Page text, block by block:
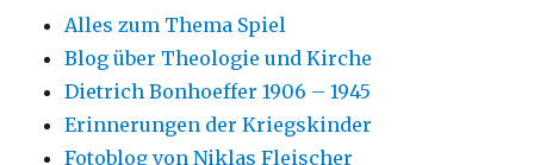
Alles zum Thema Spiel
Blog über Theologie und Kirche
Dietrich Bonhoeffer 1906 – 1945
Erinnerungen der Kriegskinder
Fotoblog von Niklas Fleischer